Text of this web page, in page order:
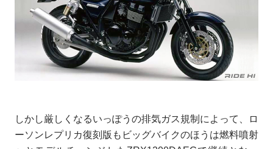
しかし厳しくなるいっぽうの排気ガス規制によって、ロ
ーソンレプリカ復刻版もビッグバイクのほうは燃料噴射